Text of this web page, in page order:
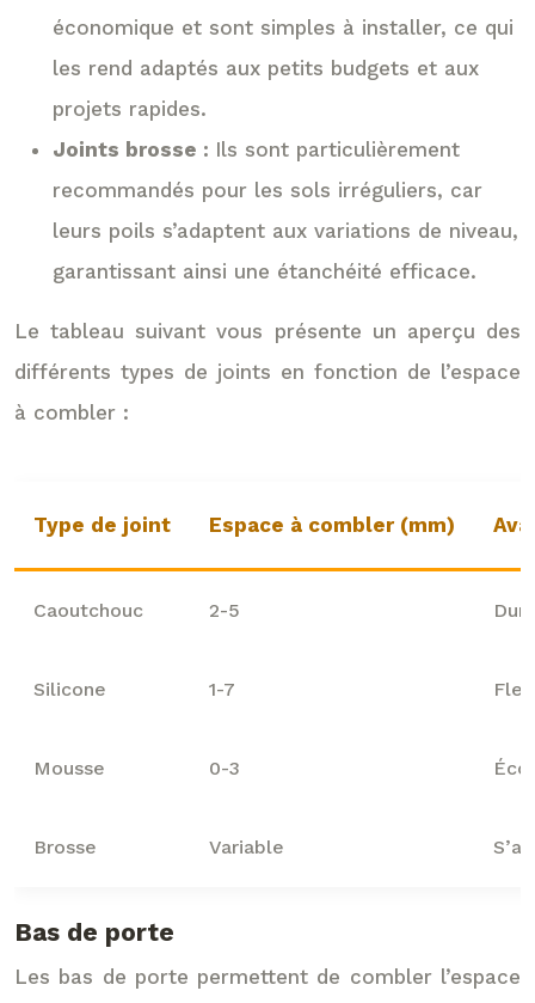
économique et sont simples à installer, ce qui
les rend adaptés aux petits budgets et aux
projets rapides.
Joints brosse : Ils sont particulièrement
recommandés pour les sols irréguliers, car
leurs poils s’adaptent aux variations de niveau,
garantissant ainsi une étanchéité efficace.
Le tableau suivant vous présente un aperçu des
différents types de joints en fonction de l’espace
à combler :
Type de joint Espace à combler (mm)
Caoutchouc 2-5
Silicone 1-7
Mousse 0-3
Brosse Variable
Bas de porte
Les bas de porte permettent de combler l’espace